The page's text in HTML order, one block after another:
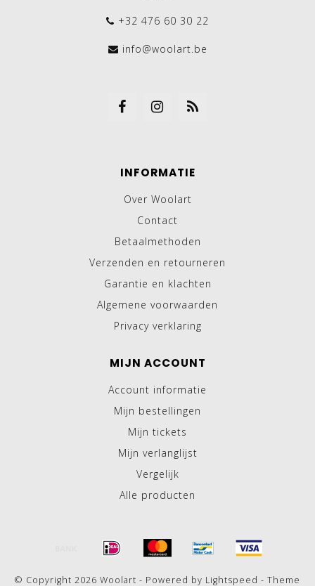
+32 476 60 30 22
info@woolart.be
INFORMATIE
Over Woolart
Contact
Betaalmethoden
Verzenden en retourneren
Garantie en klachten
Algemene voorwaarden
Privacy verklaring
MIJN ACCOUNT
Account informatie
Mijn bestellingen
Mijn tickets
Mijn verlanglijst
Vergelijk
Alle producten
© Copyright 2026 Woolart - Powered by Lightspeed - Theme